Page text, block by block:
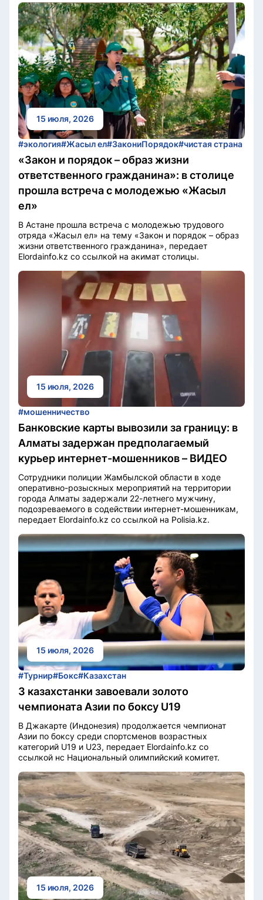
15 июля, 2026
#экология#Жасыл ел#ЗакониПорядок#чистая страна
«Закон и порядок – образ жизни
ответственного гражданина»: в столице
прошла встреча с молодежью «Жасыл
ел»
В Астане прошла встреча с молодежью трудового
отряда «Жасыл ел» на тему «Закон и порядок – образ
жизни ответственного гражданина», передает
Elordainfo.kz со ссылкой на акимат столицы.
15 июля, 2026
#мошенничество
Банковские карты вывозили за границу: в
Алматы задержан предполагаемый
курьер интернет-мошенников – ВИДЕО
Сотрудники полиции Жамбылской области в ходе
оперативно-розыскных мероприятий на территории
города Алматы задержали 22-летнего мужчину,
подозреваемого в содействии интернет-мошенникам,
передает Elordainfo.kz со ссылкой на Polisia.kz.
15 июля, 2026
#Турнир#Бокс#Казахстан
3 казахстанки завоевали золото
чемпионата Азии по боксу U19
В Джакарте (Индонезия) продолжается чемпионат
Азии по боксу среди спортсменов возрастных
категорий U19 и U23, передает Elordainfo.kz со
ссылкой нс Национальный олимпийский комитет.
15 июля, 2026